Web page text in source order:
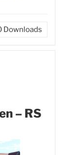
Downloads
– RS